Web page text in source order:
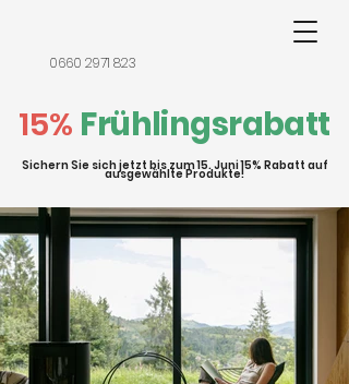
0660 2971 823
15% Frühlingsrabatt
Sichern Sie sich jetzt bis zum 15. Juni 15% Rabatt auf
ausgewählte Produkte!